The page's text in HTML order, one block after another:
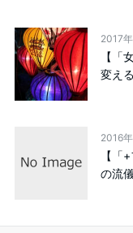
2017
【「
変え
2016
【「
の流